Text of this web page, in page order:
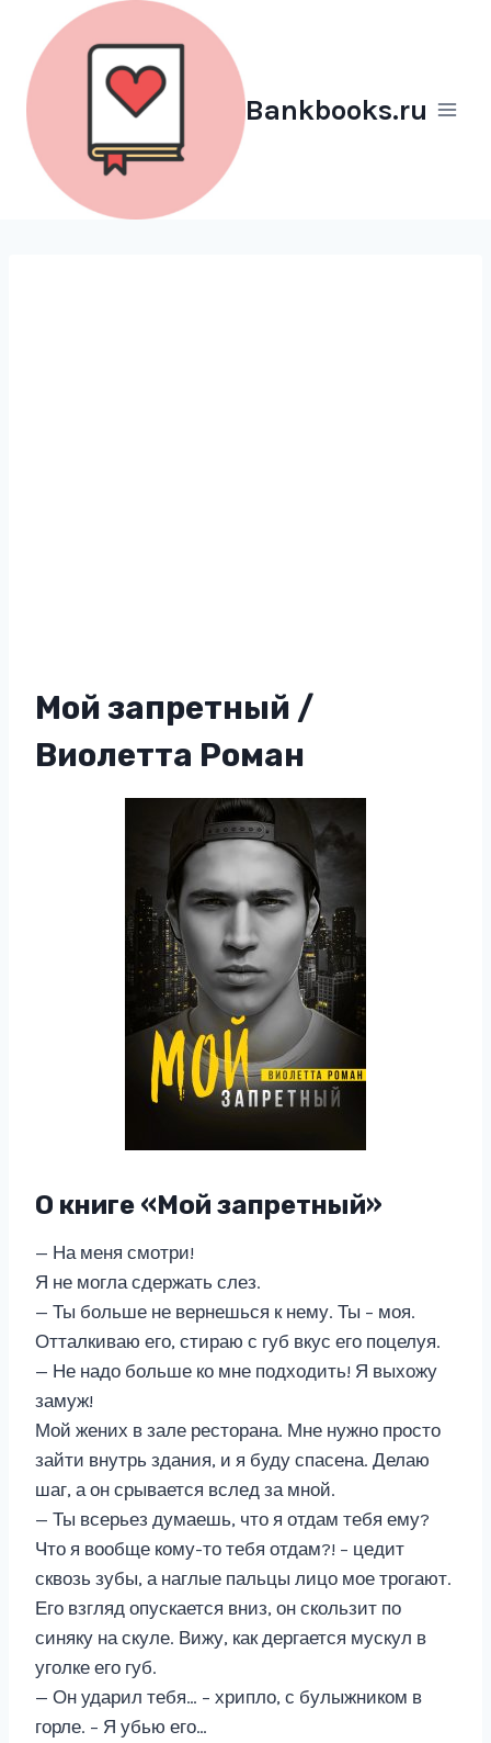
Перейти
содержимому
Bankbooks.ru
Мой запретный /
Виолетта Роман
О книге «Мой запретный»
— На меня смотри!
Я не могла сдержать слез.
— Ты больше не вернешься к нему. Ты – моя.
Отталкиваю его, стираю с губ вкус его поцелуя.
— Не надо больше ко мне подходить! Я выхожу
замуж!
Мой жених в зале ресторана. Мне нужно просто
зайти внутрь здания, и я буду спасена. Делаю
шаг, а он срывается вслед за мной.
— Ты всерьез думаешь, что я отдам тебя ему?
Что я вообще кому-то тебя отдам?! – цедит
сквозь зубы, а наглые пальцы лицо мое трогают.
Его взгляд опускается вниз, он скользит по
синяку на скуле. Вижу, как дергается мускул в
уголке его губ.
— Он ударил тебя… – хрипло, с булыжником в
горле. – Я убью его…